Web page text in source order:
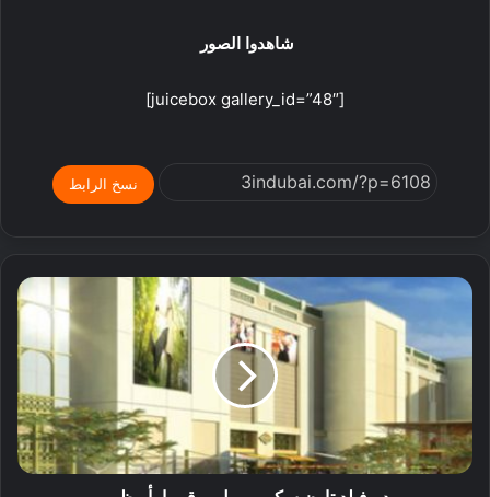
شاهدوا الصور
[juicebox gallery_id=”48″]
نسخ الرابط